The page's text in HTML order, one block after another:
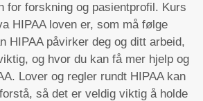
for forskning og pasientprofil. Kurs
HIPAA loven er, som må følge
HIPAA påvirker deg og ditt arbeid,
og hvor du kan få mer hjelp og
Lover og regler rundt HIPAA kan
så det er veldig viktig å holde